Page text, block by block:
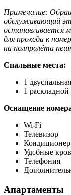
Примечание:
обслуживающий
для прохода к
на полпролёта
Спальные места:
1
1
Оснащение
Wi-Fi
Телевизор
Кондиционер
Удобные
Телефония
Апартаменты